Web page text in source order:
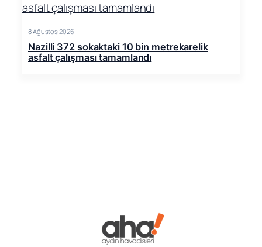
8 Ağustos 2026
Nazilli 372 sokaktaki 10 bin metrekarelik
asfalt çalışması tamamlandı